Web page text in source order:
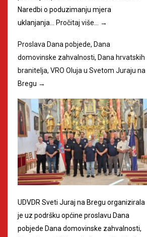
Naredbi o poduzimanju mjera
uklanjanja…
Pročitaj više… →
Proslava Dana pobjede, Dana
domovinske zahvalnosti, Dana hrvatskih
branitelja, VRO Oluja u Svetom Juraju na
Bregu →
UDVDR Sveti Juraj na Bregu organizirala
je uz podršku općine proslavu Dana
pobjede Dana domovinske zahvalnosti,